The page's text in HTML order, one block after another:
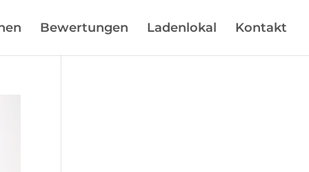
Bewertungen Ladenlokal Kontakt